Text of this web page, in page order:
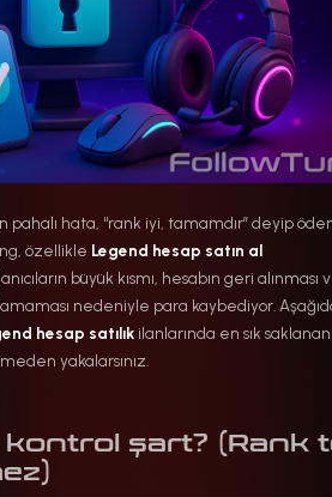
pahalı hata, “rank iyi, tamamdır” deyip
özellikle Legend hesap satın al
büyük kısmı, hesabın geri alınması
nedeniyle para kaybediyor.
hesap satılık ilanlarında en sık saklanan
yakalarsınız.
kontrol şart? (Rank